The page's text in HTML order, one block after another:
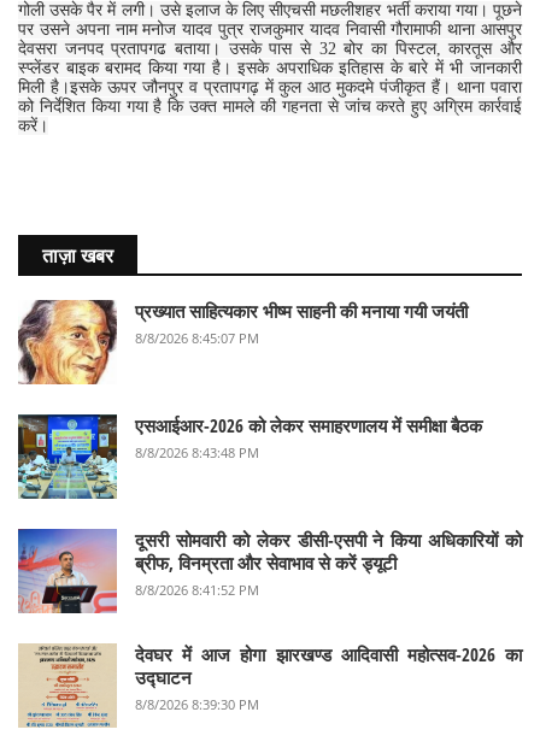
गोली उसके पैर में लगी। उसे इलाज के लिए सीएचसी मछलीशहर भर्ती कराया गया। पूछने
पर उसने अपना नाम मनोज यादव पुत्र राजकुमार यादव निवासी गौरामाफी थाना आसपुर
देवसरा जनपद प्रतापगढ बताया। उसके पास से 32 बोर का पिस्टल, कारतूस और
स्प्लेंडर बाइक बरामद किया गया है। इसके अपराधिक इतिहास के बारे में भी जानकारी
मिली है।इसके ऊपर जौनपुर व प्रतापगढ़ में कुल आठ मुकदमे पंजीकृत हैं। थाना पवारा
को निर्देशित किया गया है कि उक्त मामले की गहनता से जांच करते हुए अग्रिम कार्रवाई
करें।
ताज़ा खबर
प्रख्यात साहित्यकार भीष्म साहनी की मनाया गयी जयंती
8/8/2026 8:45:07 PM
एसआईआर-2026 को लेकर समाहरणालय में समीक्षा बैठक
8/8/2026 8:43:48 PM
दूसरी सोमवारी को लेकर डीसी-एसपी ने किया अधिकारियों को
ब्रीफ, विनम्रता और सेवाभाव से करें ड्यूटी
8/8/2026 8:41:52 PM
देवघर में आज होगा झारखण्ड आदिवासी महोत्सव-2026 का
उद्घाटन
8/8/2026 8:39:30 PM